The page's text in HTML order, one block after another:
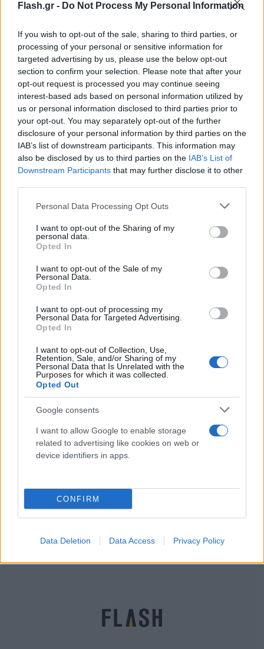
Flash.gr - Do Not Process My Personal Information
If you wish to opt-out of the sale, sharing to third parties, or
processing of your personal or sensitive information for
targeted advertising by us, please use the below opt-out
section to confirm your selection. Please note that after your
opt-out request is processed you may continue seeing
interest-based ads based on personal information utilized by
us or personal information disclosed to third parties prior to
your opt-out. You may separately opt-out of the further
disclosure of your personal information by third parties on the
IAB’s list of downstream participants. This information may
also be disclosed by us to third parties on the IAB’s List of
Downstream Participants that may further disclose it to other
Please note that this website/app uses one or more Google
not limited to your visit or usage behaviour. You may click to
grant or deny consent to Google and its third-party tags to
use your data for below specified purposes in below Google
consent section.
Personal Data Processing Opt Outs
I want to opt-out of the Sharing of my
personal data.
Opted In
I want to opt-out of the Sale of my
Personal Data.
Opted In
I want to opt-out of processing my
Personal Data for Targeted Advertising.
Opted In
I want to opt-out of Collection, Use,
Retention, Sale, and/or Sharing of my
Personal Data that Is Unrelated with the
Purposes for which it was collected.
Opted Out
Google consents
I want to allow Google to enable storage
related to advertising like cookies on web or
device identifiers in apps.
CONFIRM
Data Deletion Data Access Privacy Policy
Καμπούλ έκρηξη: Επίθεση «βομβιστή – καμικάζι»
στην είσοδο του υπουργείου Εξωτερικών -
Αναφορές για πολλούς νεκρούς
11.01.2023 16:11
Αγγελική
Γιαννακού
Αφγανιστάν: Τουλάχιστον 20 νεκροί από
βομβιστή αυτοκτονίας στη ρωσική πρεσβεία
05.09.2022 12:14
Αφγανιστάν: Έκρηξη στην Καμπούλ,
πληροφορίες για τουλάχιστον 6 νεκρούς